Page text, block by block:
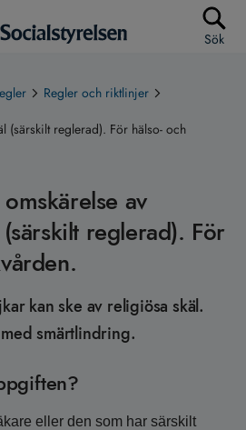
Sök
Regler och riktlinjer
(särskilt reglerad). För hälso- och
av
reglerad). För
kan ske av religiösa skäl.
smärtlindring.
eller den som har särskilt